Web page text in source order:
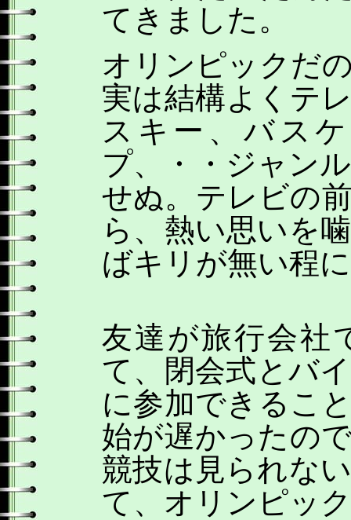
てきました。
オリンピックだ
実は結構よくテ
スキー、バス
プ、・・ジャン
せぬ。テレビの
ら、熱い思いを
ばキリが無い程
友達が旅行会社
て、閉会式とバ
に参加できるこ
始が遅かったの
競技は見られな
て、オリンピッ